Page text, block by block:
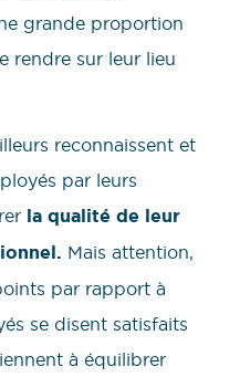
grande proportion
rendre sur leur lieu
reconnaissent et
par leurs
la qualité de leur
Mais attention,
par rapport à
se disent satisfaits
à équilibrer